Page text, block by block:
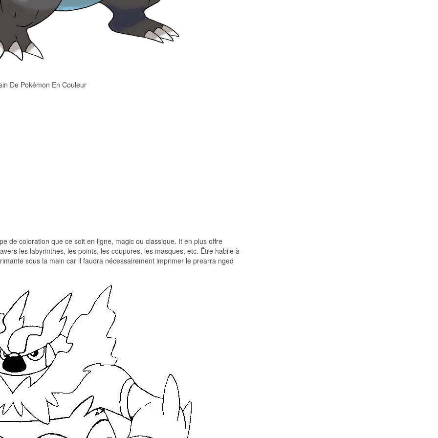
De Pokémon En Couleur
de coloration que ce soit en ligne, magic ou classique. It en plus offre
les labyrinthes, les points, les coupures, les masques, etc. Être habile à
sous la main car il faudra nécessairement imprimer le prearra nged